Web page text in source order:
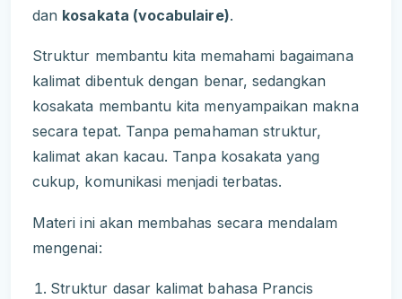
dan kosakata (vocabulaire).
Struktur membantu kita memahami bagaimana
kalimat dibentuk dengan benar, sedangkan
kosakata membantu kita menyampaikan makna
secara tepat. Tanpa pemahaman struktur,
kalimat akan kacau. Tanpa kosakata yang
cukup, komunikasi menjadi terbatas.
Materi ini akan membahas secara mendalam
mengenai:
Struktur dasar kalimat bahasa Prancis